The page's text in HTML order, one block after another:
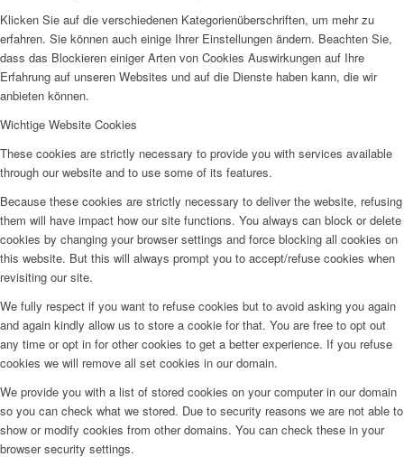
Klicken Sie auf die verschiedenen Kategorienüberschriften, um mehr zu
erfahren. Sie können auch einige Ihrer Einstellungen ändern. Beachten Sie,
dass das Blockieren einiger Arten von Cookies Auswirkungen auf Ihre
Erfahrung auf unseren Websites und auf die Dienste haben kann, die wir
anbieten können.
Wichtige Website Cookies
These cookies are strictly necessary to provide you with services available
through our website and to use some of its features.
Because these cookies are strictly necessary to deliver the website, refusing
them will have impact how our site functions. You always can block or delete
cookies by changing your browser settings and force blocking all cookies on
this website. But this will always prompt you to accept/refuse cookies when
revisiting our site.
We fully respect if you want to refuse cookies but to avoid asking you again
and again kindly allow us to store a cookie for that. You are free to opt out
any time or opt in for other cookies to get a better experience. If you refuse
cookies we will remove all set cookies in our domain.
We provide you with a list of stored cookies on your computer in our domain
so you can check what we stored. Due to security reasons we are not able to
show or modify cookies from other domains. You can check these in your
browser security settings.